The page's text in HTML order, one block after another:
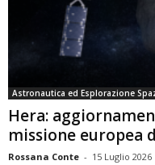
Astronautica ed Esplorazione
Hera:
missione europea
Rossana Conte - 15 Luglio 2026